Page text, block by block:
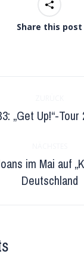
Share this post
„Get Up!“-Tour
Beitrag:
im Mai auf
Deutschland